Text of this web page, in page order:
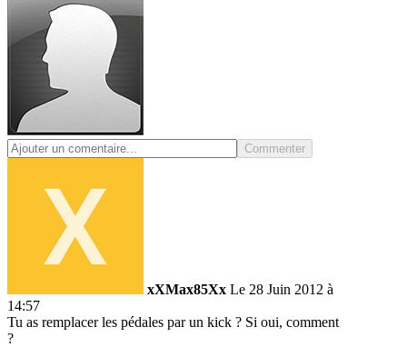
Commenter
xXMax85Xx Le 28 Juin 2012 à
14:57
Tu as remplacer les pédales par un kick ? Si oui, comment
?